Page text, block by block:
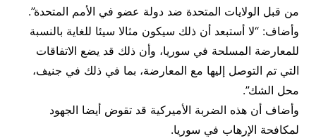
من قبل الولايات المتحدة ضد دولة عضو في الأمم المتحدة”.
وأضاف: “لا أستبعد أن ذلك سيكون مثالا سيئا للغاية بالنسبة
للمعارضة المسلحة في سوريا، وأن ذلك قد يضع الاتفاقات
التي تم التوصل إليها مع المعارضة، بما في ذلك في جنيف،
محل الشك”.
وأضاف أن هذه الضربة الأميركية قد تقوض أيضا الجهود
لمكافحة الإرهاب في سوريا.